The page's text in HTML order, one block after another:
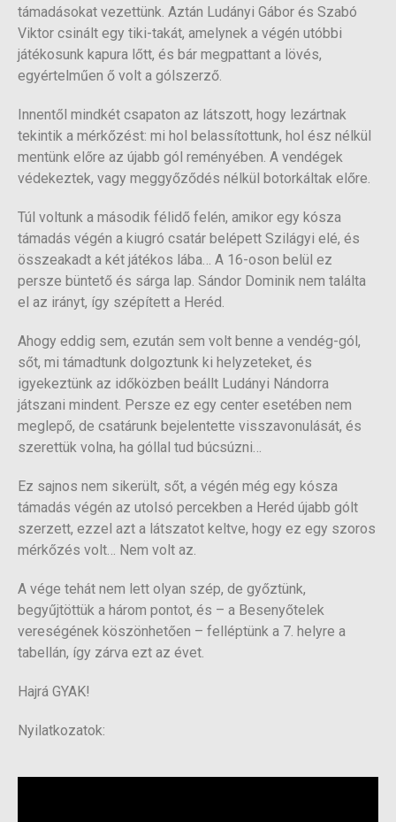
támadásokat vezettünk. Aztán Ludányi Gábor és Szabó
Viktor csinált egy tiki-takát, amelynek a végén utóbbi
játékosunk kapura lőtt, és bár megpattant a lövés,
egyértelműen ő volt a gólszerző.
Innentől mindkét csapaton az látszott, hogy lezártnak
tekintik a mérkőzést: mi hol belassítottunk, hol ész nélkül
mentünk előre az újabb gól reményében. A vendégek
védekeztek, vagy meggyőződés nélkül botorkáltak előre.
Túl voltunk a második félidő felén, amikor egy kósza
támadás végén a kiugró csatár belépett Szilágyi elé, és
összeakadt a két játékos lába… A 16-oson belül ez
persze büntető és sárga lap. Sándor Dominik nem találta
el az irányt, így szépített a Heréd.
Ahogy eddig sem, ezután sem volt benne a vendég-gól,
sőt, mi támadtunk dolgoztunk ki helyzeteket, és
igyekeztünk az időközben beállt Ludányi Nándorra
játszani mindent. Persze ez egy center esetében nem
meglepő, de csatárunk bejelentette visszavonulását, és
szerettük volna, ha góllal tud búcsúzni…
Ez sajnos nem sikerült, sőt, a végén még egy kósza
támadás végén az utolsó percekben a Heréd újabb gólt
szerzett, ezzel azt a látszatot keltve, hogy ez egy szoros
mérkőzés volt… Nem volt az.
A vége tehát nem lett olyan szép, de győztünk,
begyűjtöttük a három pontot, és – a Besenyőtelek
vereségének köszönhetően – felléptünk a 7. helyre a
tabellán, így zárva ezt az évet.
Hajrá GYAK!
Nyilatkozatok: